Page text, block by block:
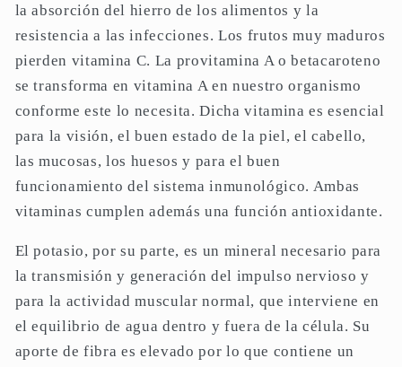
la absorción del hierro de los alimentos y la
resistencia a las infecciones. Los frutos muy maduros
pierden vitamina C. La provitamina A o betacaroteno
se transforma en vitamina A en nuestro organismo
conforme este lo necesita. Dicha vitamina es esencial
para la visión, el buen estado de la piel, el cabello,
las mucosas, los huesos y para el buen
funcionamiento del sistema inmunológico. Ambas
vitaminas cumplen además una función antioxidante.
El potasio, por su parte, es un mineral necesario para
la transmisión y generación del impulso nervioso y
para la actividad muscular normal, que interviene en
el equilibrio de agua dentro y fuera de la célula. Su
aporte de fibra es elevado por lo que contiene un